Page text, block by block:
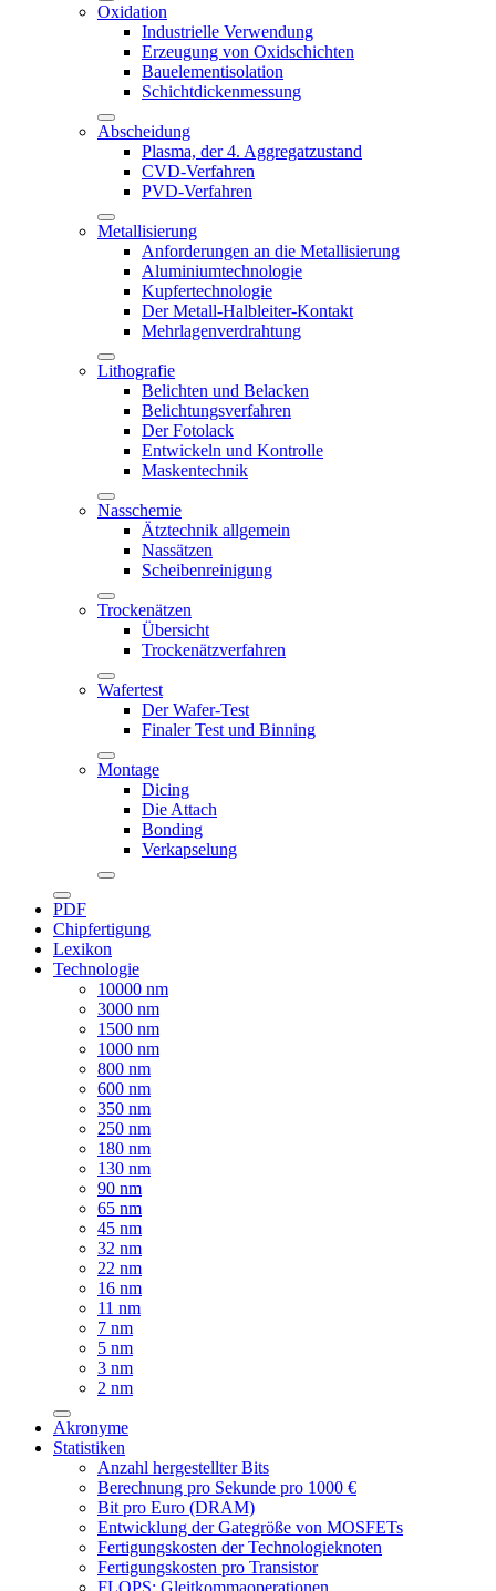
Oxidation
Industrielle Verwendung
Erzeugung von Oxidschichten
Bauelementisolation
Schichtdickenmessung
Abscheidung
Plasma, der 4. Aggregatzustand
CVD-Verfahren
PVD-Verfahren
Metallisierung
Anforderungen an die Metallisierung
Aluminiumtechnologie
Kupfertechnologie
Der Metall-Halbleiter-Kontakt
Mehrlagenverdrahtung
Lithografie
Belichten und Belacken
Belichtungsverfahren
Der Fotolack
Entwickeln und Kontrolle
Maskentechnik
Nasschemie
Ätztechnik allgemein
Nassätzen
Scheibenreinigung
Trockenätzen
Übersicht
Trockenätzverfahren
Wafertest
Der Wafer-Test
Finaler Test und Binning
Montage
Dicing
Die Attach
Bonding
Verkapselung
PDF
Chipfertigung
Lexikon
Technologie
10000 nm
3000 nm
1500 nm
1000 nm
800 nm
600 nm
350 nm
250 nm
180 nm
130 nm
90 nm
65 nm
45 nm
32 nm
22 nm
16 nm
11 nm
7 nm
5 nm
3 nm
2 nm
Akronyme
Statistiken
Anzahl hergestellter Bits
Berechnung pro Sekunde pro 1000 €
Bit pro Euro (DRAM)
Entwicklung der Gategröße von MOSFETs
Fertigungskosten der Technologieknoten
Fertigungskosten pro Transistor
FLOPS: Gleitkommaoperationen